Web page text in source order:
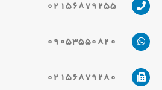
02156879255
09053550820
02156879280